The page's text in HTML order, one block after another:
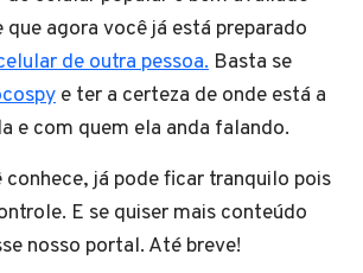
que agora você já está preparado
de outra pessoa. Basta se
e ter a certeza de onde está a
e com quem ela anda falando.
conhece, já pode ficar tranquilo pois
E se quiser mais conteúdo
nosso portal. Até breve!